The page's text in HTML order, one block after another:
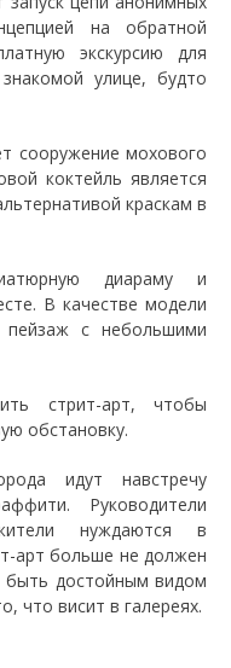
на обратной
экскурсию для
улице, будто
сооружение мохового
коктейль является
краскам в
диараму и
В качестве модели
пейзаж с небольшими
стрит-арт, чтобы
обстановку.
идут навстречу
Руководители
нуждаются в
арт больше не должен
быть достойным видом
что висит в галереях.